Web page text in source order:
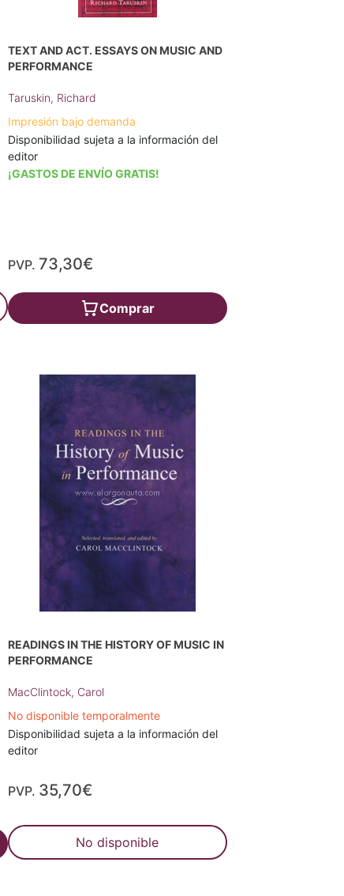
TEXT AND ACT. ESSAYS ON MUSIC AND
PERFORMANCE
Taruskin, Richard
Impresión bajo demanda
Disponibilidad sujeta a la información del
editor
¡GASTOS DE ENVÍO GRATIS!
PVP. 73,30€
Comprar
READINGS IN THE HISTORY OF MUSIC IN
PERFORMANCE
MacClintock, Carol
No disponible temporalmente
Disponibilidad sujeta a la información del
editor
PVP. 35,70€
No disponible